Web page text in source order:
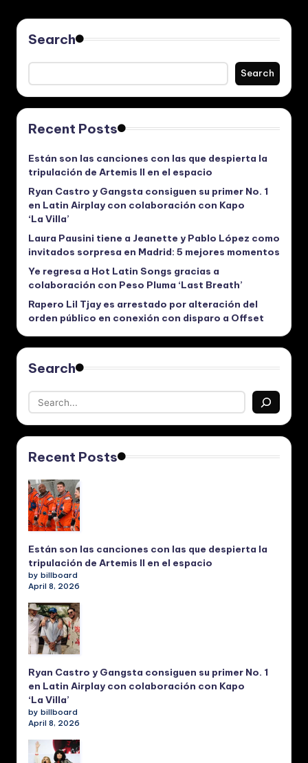
Search
Search
Recent Posts
Están son las canciones con las que despierta la
tripulación de Artemis II en el espacio
Ryan Castro y Gangsta consiguen su primer No. 1
en Latin Airplay con colaboración con Kapo
‘La Villa’
Laura Pausini tiene a Jeanette y Pablo López como
invitados sorpresa en Madrid: 5 mejores momentos
Ye regresa a Hot Latin Songs gracias a
colaboración con Peso Pluma ‘Last Breath’
Rapero Lil Tjay es arrestado por alteración del
orden público en conexión con disparo a Offset
Search
Recent Posts
Están son las canciones con las que despierta la
tripulación de Artemis II en el espacio
by billboard
April 8, 2026
Ryan Castro y Gangsta consiguen su primer No. 1
en Latin Airplay con colaboración con Kapo
‘La Villa’
by billboard
April 8, 2026